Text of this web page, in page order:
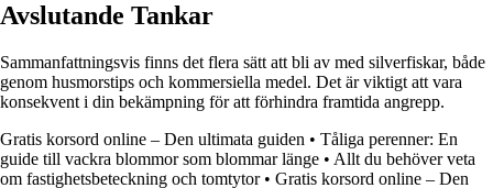
Avslutande Tankar
Sammanfattningsvis finns det flera sätt att bli av med silverfiskar, både
genom husmorstips och kommersiella medel. Det är viktigt att vara
konsekvent i din bekämpning för att förhindra framtida angrepp.
Gratis korsord online – Den ultimata guiden • Tåliga perenner: En
guide till vackra blommor som blommar länge • Allt du behöver veta
om fastighetsbeteckning och tomtytor• Gratis korsord online – Den